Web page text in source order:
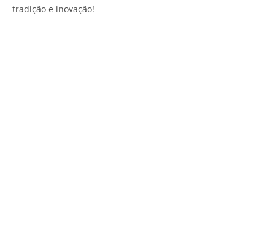
tradição e inovação!